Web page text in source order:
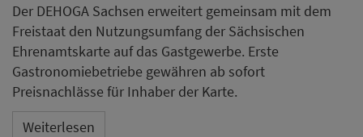
Der DEHOGA Sachsen erweitert gemeinsam mit dem
Freistaat den Nutzungsumfang der Sächsischen
Ehrenamtskarte auf das Gastgewerbe. Erste
Gastronomiebetriebe gewähren ab sofort
Preisnachlässe für Inhaber der Karte.
Weiterlesen